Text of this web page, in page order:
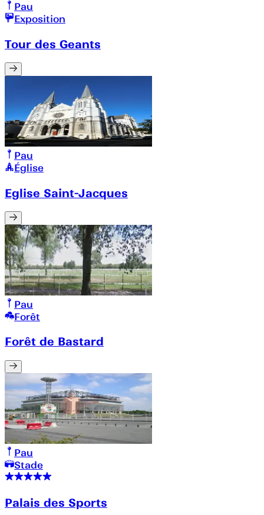
Pau
Exposition
Tour des Geants
Pau
Église
Eglise Saint-Jacques
Pau
Forêt
Forêt de Bastard
Pau
Stade
Palais des Sports